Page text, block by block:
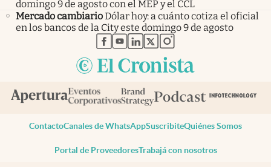
domingo 9 de agosto con el MEP y el CCL
Mercado cambiarioDólar hoy: a cuánto cotiza el oficial
en los bancos de la City este domingo 9 de agosto
abre en nueva pestaña
abre en nueva pestaña
abre en nueva pestaña
abre en nueva pestaña
abre en nueva pestaña
ContactoCanales de WhatsAppSuscribiteQuiénes Somos
Portal de ProveedoresTrabajá con nosotros